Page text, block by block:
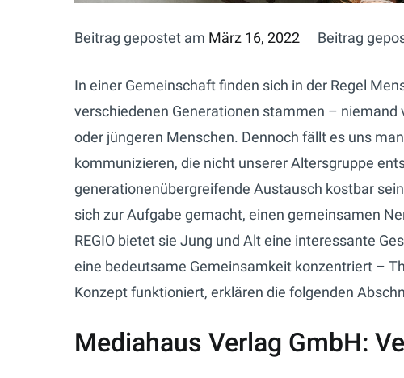
Beitrag gepostet am März 16, 2022 Beitrag
In einer Gemeinschaft finden sich in der Regel
verschiedenen Generationen stammen – niemand
oder jüngeren Menschen. Dennoch fällt es uns
kommunizieren, die nicht unserer Altersgruppe
generationenübergreifende Austausch kostbar
sich zur Aufgabe gemacht, einen gemeinsamen
REGIO bietet sie Jung und Alt eine interessante
eine bedeutsame Gemeinsamkeit konzentriert –
Konzept funktioniert, erklären die folgenden
Mediahaus Verlag GmbH: